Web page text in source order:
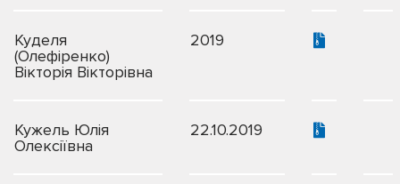
Куделя
(Олефіренко)
Вікторія Вікторівна
2019
Кужель Юлія
Олексіївна
22.10.2019